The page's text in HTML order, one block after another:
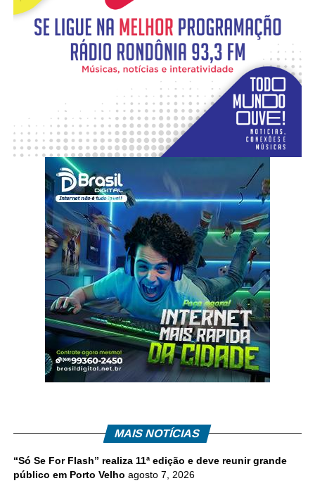
MAIS NOTÍCIAS
“Só Se For Flash” realiza 11ª edição e deve reunir grande
público em Porto Velho agosto 7, 2026